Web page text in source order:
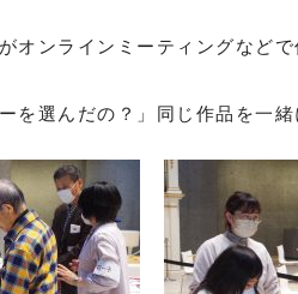
オンラインミーティングなど
を選んだの？」同じ作品を一